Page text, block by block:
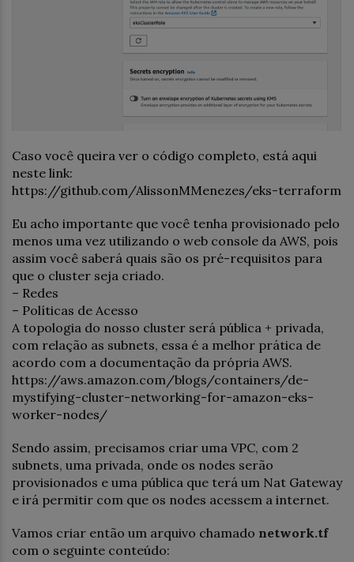
Caso você queira ver o código completo, está aqui
neste link:
https://github.com/AlissonMMenezes/eks-terraform
Eu acho importante que você tenha provisionado pelo
menos uma vez utilizando o web console da AWS, pois
assim você saberá quais são os pré-requisitos para
que o cluster seja criado.
– Redes
– Políticas de Acesso
A topologia do nosso cluster será pública + privada,
com relação as subnets, essa é a melhor prática de
acordo com a documentação da própria AWS.
https://aws.amazon.com/blogs/containers/de-
mystifying-cluster-networking-for-amazon-eks-
worker-nodes/
Sendo assim, precisamos criar uma VPC, com 2
subnets, uma privada, onde os nodes serão
provisionados e uma pública que terá um Nat Gateway
e irá permitir com que os nodes acessem a internet.
Vamos criar então um arquivo chamado network.tf
com o seguinte conteúdo: